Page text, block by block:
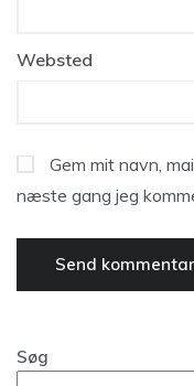
Websted
Gem mit navn,
næste gang jeg
Søg